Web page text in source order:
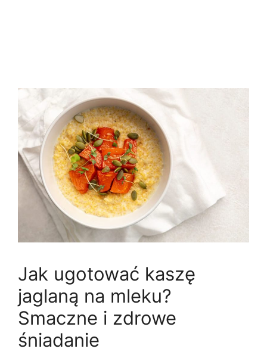
Jak ugotować kaszę
jaglaną na mleku?
Smaczne i zdrowe
śniadanie